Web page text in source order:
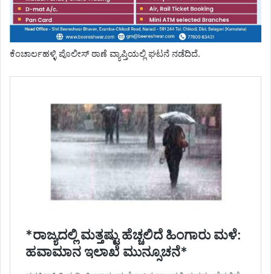
ಕೆಂಚಾರ್ಲಹಳ್ಳಿ ಪೊಲೀಸ್ ಠಾಣೆ ವ್ಯಾಪ್ತಿಯಲ್ಲಿ ಘಟನೆ ನಡೆದಿದೆ.